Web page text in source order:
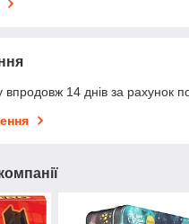
14 днів за рахунок